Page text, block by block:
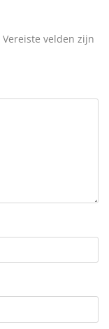
Vereiste velden zijn